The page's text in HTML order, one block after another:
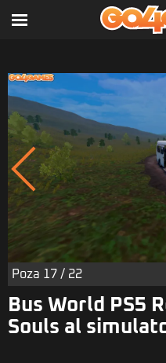
Poza 17 / 22
Bus World PS5
Souls al